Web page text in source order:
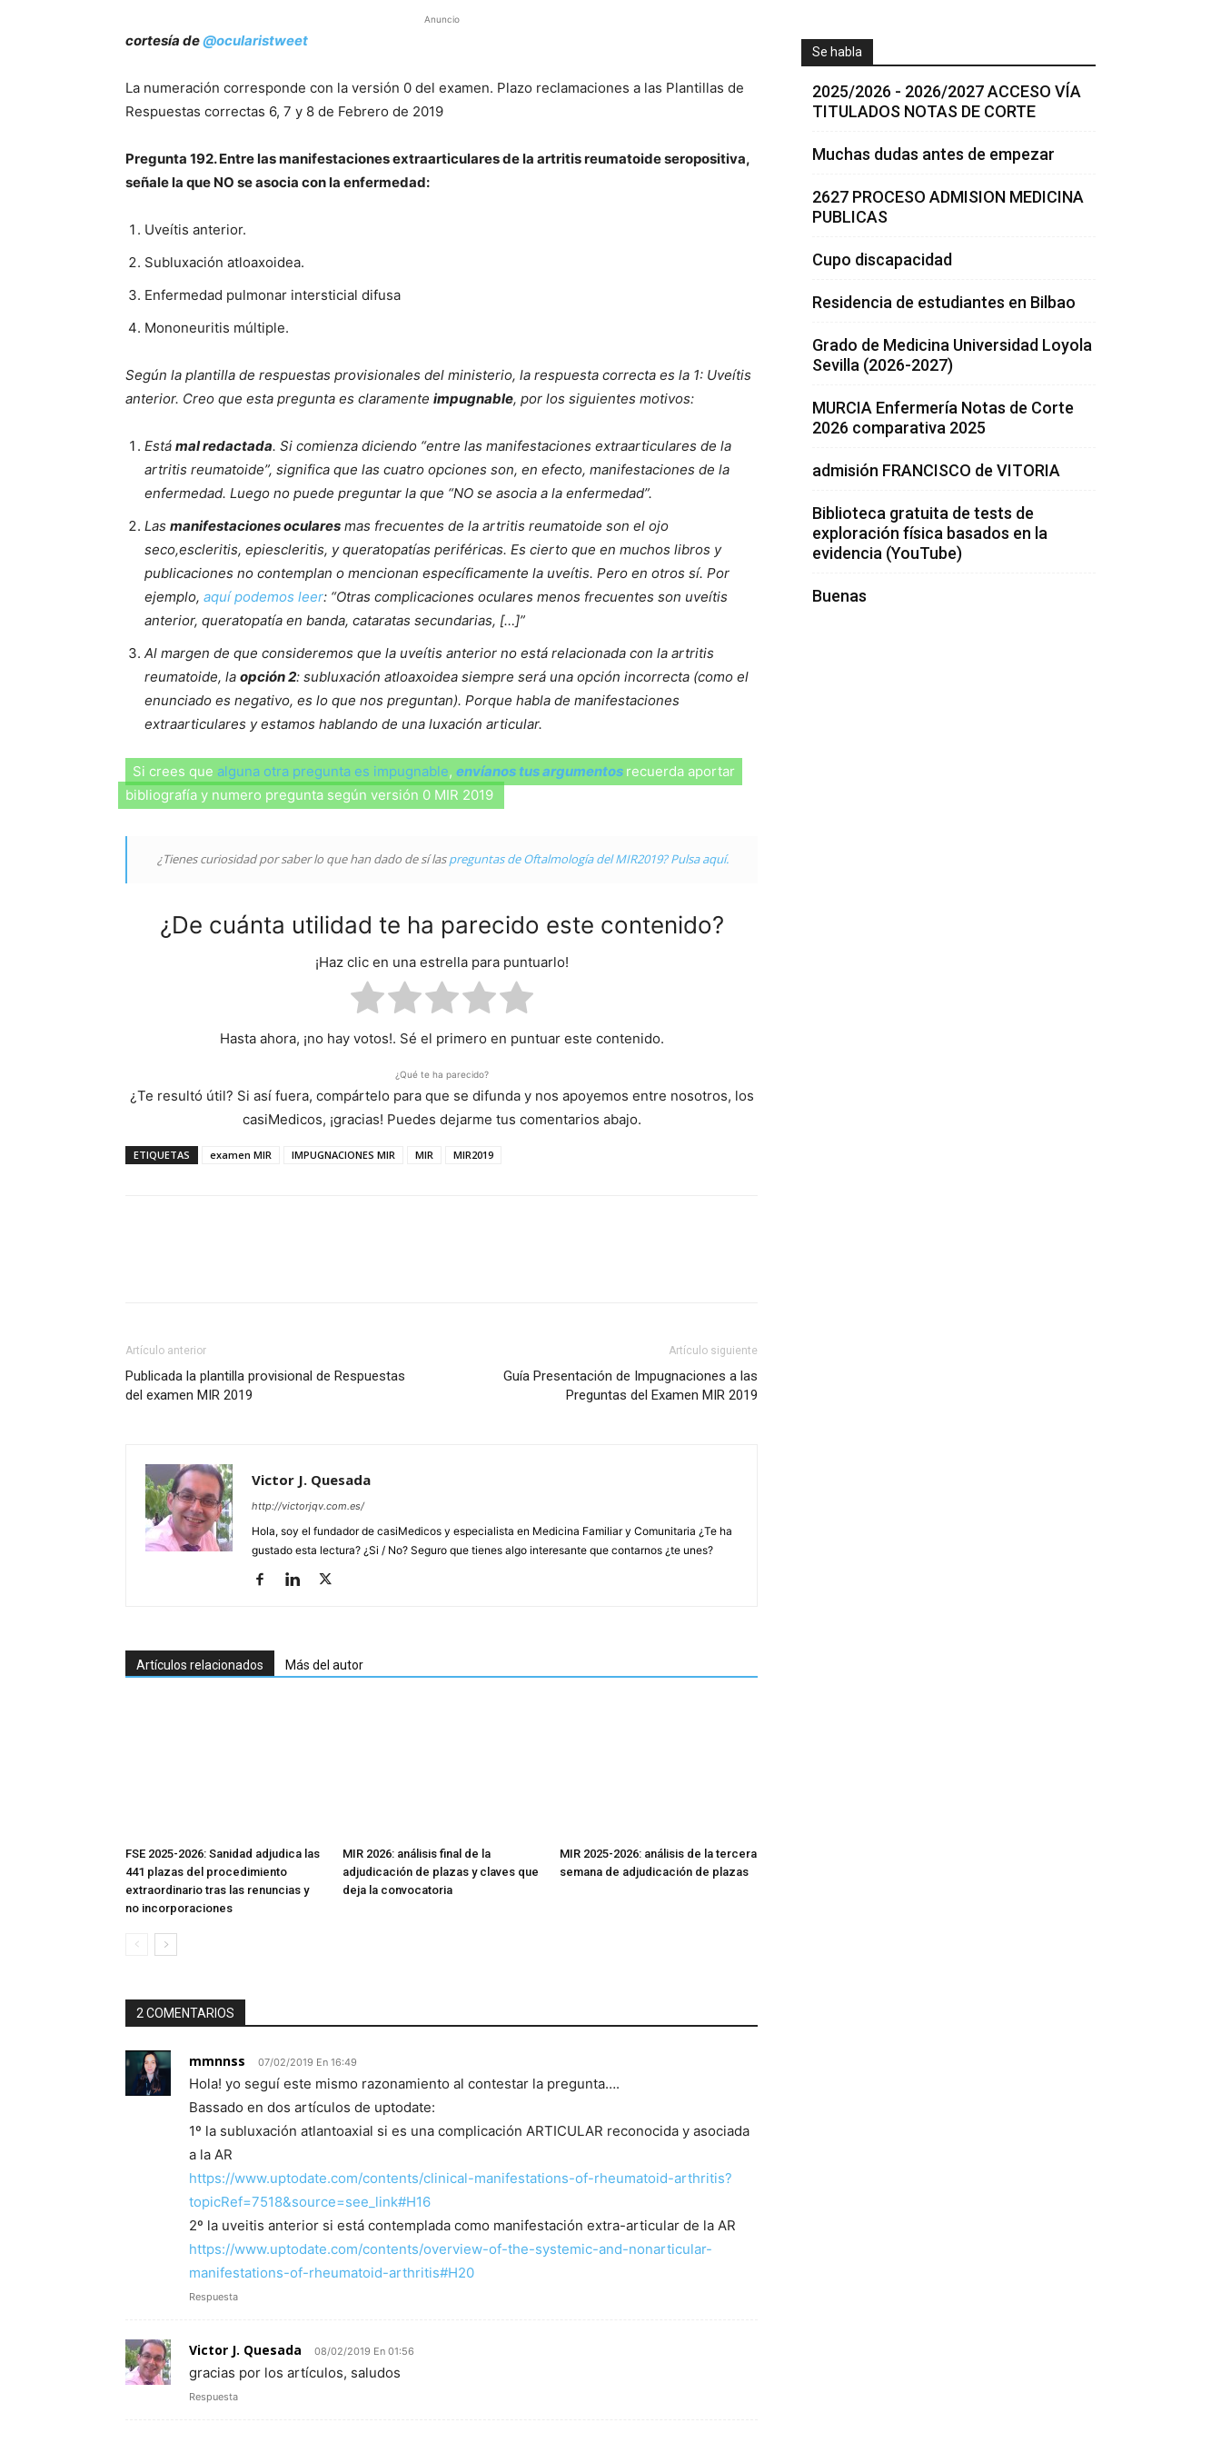
Anuncio
cortesía de@ocularistweet
La numeración corresponde con la versión 0 del examen. Plazo reclamaciones a las Plantillas de
Respuestas correctas 6, 7 y 8 de Febrero de 2019
Pregunta 192. Entre las manifestaciones extraarticulares de la artritis reumatoide seropositiva,
señale la que NO se asocia con la enfermedad:
Uveítis anterior.
Subluxación atloaxoidea.
Enfermedad pulmonar intersticial difusa
Mononeuritis múltiple.
Según la plantilla de respuestas provisionales del ministerio, la respuesta correcta es la 1: Uveítis
anterior. Creo que esta pregunta es claramente impugnable, por los siguientes motivos:
Está mal redactada. Si comienza diciendo “entre las manifestaciones extraarticulares de la
artritis reumatoide”, significa que las cuatro opciones son, en efecto, manifestaciones de la
enfermedad. Luego no puede preguntar la que “NO se asocia a la enfermedad”.
Las manifestaciones oculares mas frecuentes de la artritis reumatoide son el ojo
seco,escleritis, epiescleritis, y queratopatías periféricas. Es cierto que en muchos libros y
publicaciones no contemplan o mencionan específicamente la uveítis. Pero en otros sí. Por
ejemplo, aquí podemos leer: “Otras complicaciones oculares menos frecuentes son uveítis
anterior, queratopatía en banda, cataratas secundarias, […]”
Al margen de que consideremos que la uveítis anterior no está relacionada con la artritis
reumatoide, la opción 2: subluxación atloaxoidea siempre será una opción incorrecta (como el
enunciado es negativo, es lo que nos preguntan). Porque habla de manifestaciones
extraarticulares y estamos hablando de una luxación articular.
Si crees que alguna otra pregunta es impugnable, envíanos tus argumentos recuerda aportar
bibliografía y numero pregunta según versión 0 MIR 2019
¿Tienes curiosidad por saber lo que han dado de sí laspreguntas de Oftalmología del MIR2019? Pulsa aquí.
¿De cuánta utilidad te ha parecido este contenido?
¡Haz clic en una estrella para puntuarlo!
Hasta ahora, ¡no hay votos!. Sé el primero en puntuar este contenido.
¿Qué te ha parecido?
¿Te resultó útil? Si así fuera, compártelo para que se difunda y nos apoyemos entre nosotros, los
casiMedicos, ¡gracias! Puedes dejarme tus comentarios abajo.
ETIQUETAS examen MIR IMPUGNACIONES MIR MIR MIR2019
Artículo anterior
Publicada la plantilla provisional de Respuestas
del examen MIR 2019
Artículo siguiente
Guía Presentación de Impugnaciones a las
Preguntas del Examen MIR 2019
Victor J. Quesada
http://victorjqv.com.es/
Hola, soy el fundador de casiMedicos y especialista en Medicina Familiar y Comunitaria ¿Te ha
gustado esta lectura? ¿Si / No? Seguro que tienes algo interesante que contarnos ¿te unes?
Artículos relacionados Más del autor
FSE 2025-2026: Sanidad adjudica las
441 plazas del procedimiento
extraordinario tras las renuncias y
no incorporaciones
MIR 2026: análisis final de la
adjudicación de plazas y claves que
deja la convocatoria
MIR 2025-2026: análisis de la tercera
semana de adjudicación de plazas
2 COMENTARIOS
mmnnss 07/02/2019 En 16:49
Hola! yo seguí este mismo razonamiento al contestar la pregunta….
Bassado en dos artículos de uptodate:
1º la subluxación atlantoaxial si es una complicación ARTICULAR reconocida y asociada
a la AR
https://www.uptodate.com/contents/clinical-manifestations-of-rheumatoid-arthritis?
topicRef=7518&source=see_link#H16
2º la uveitis anterior si está contemplada como manifestación extra-articular de la AR
https://www.uptodate.com/contents/overview-of-the-systemic-and-nonarticular-
manifestations-of-rheumatoid-arthritis#H20
Respuesta
Victor J. Quesada 08/02/2019 En 01:56
gracias por los artículos, saludos
Respuesta
Se habla
2025/2026 - 2026/2027 ACCESO VÍA
TITULADOS NOTAS DE CORTE
Muchas dudas antes de empezar
2627 PROCESO ADMISION MEDICINA
PUBLICAS
Cupo discapacidad
Residencia de estudiantes en Bilbao
Grado de Medicina Universidad Loyola
Sevilla (2026-2027)
MURCIA Enfermería Notas de Corte
2026 comparativa 2025
admisión FRANCISCO de VITORIA
Biblioteca gratuita de tests de
exploración física basados en la
evidencia (YouTube)
Buenas